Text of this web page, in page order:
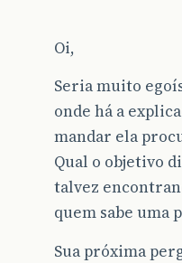
Oi,
Seria muito
onde há a
mandar ela
Qual o objetivo
talvez
quem sabe uma
Sua próxima